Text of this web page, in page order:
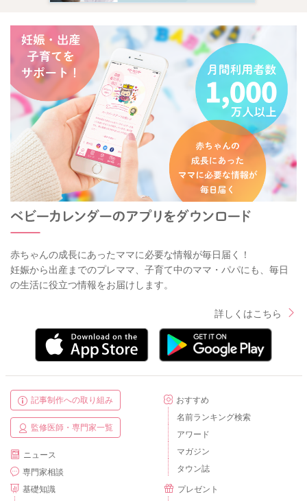
赤ちゃんの成長にあったママに必要な情報が毎日届く！
妊娠から出産までのプレママ、子育て中のママ・パパにも、毎日
の生活に役立つ情報をお届けします。
詳しくはこちら
記事制作への取り組み
監修医師・専門家一覧
ニュース
専門家相談
基礎知識
おすすめ
名前ランキング検索
アワード
マガジン
タウン誌
プレゼント